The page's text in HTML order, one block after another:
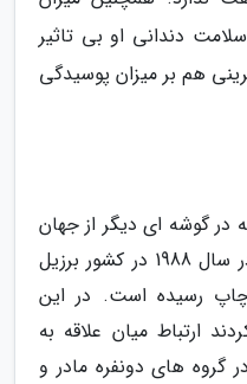
دندانی او بی تاثیر
هم بر میزان پوسیدگی
در گوشه ای دیگر از جهان
هم اجرا شده بود. این تحقیق در سال 1988 در کشور برزیل
و در سال 2001 به چاپ رسیده است. در این
ارتباط میان علاقه به
گروه های دونفره مادر و